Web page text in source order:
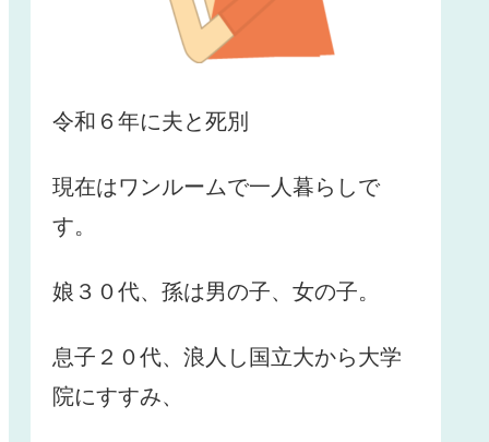
令和６年に夫と死別
現在はワンルームで一人暮らしで
す。
娘３０代、孫は男の子、女の子。
息子２０代、浪人し国立大から大学
院にすすみ、